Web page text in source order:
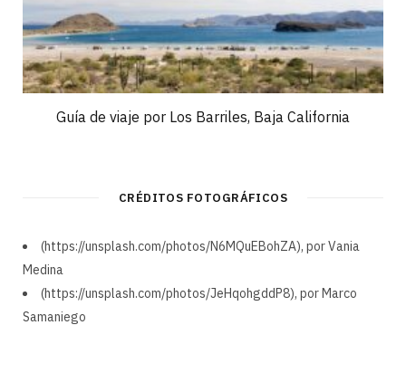
Guía de viaje por Los Barriles, Baja California
CRÉDITOS FOTOGRÁFICOS
(https://unsplash.com/photos/N6MQuEBohZA), por Vania
Medina
(https://unsplash.com/photos/JeHqohgddP8), por Marco
Samaniego